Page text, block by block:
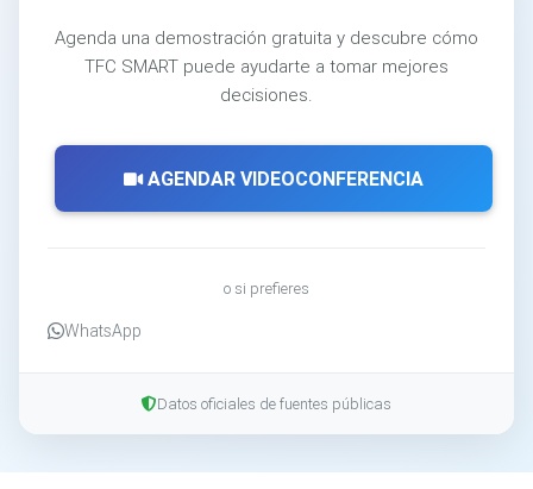
Agenda una demostración gratuita y descubre cómo
TFC SMART puede ayudarte a tomar mejores
decisiones.
AGENDAR VIDEOCONFERENCIA
o si prefieres
WhatsApp
Datos oficiales de fuentes públicas